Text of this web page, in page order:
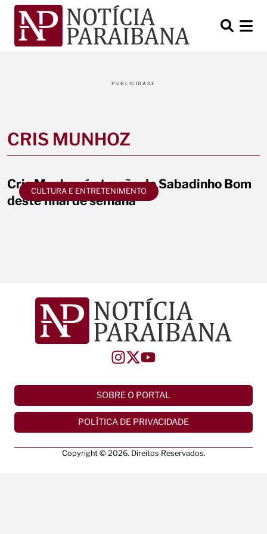
PUBLICIDADE
CRIS MUNHOZ
CULTURA E ENTRETENIMENTO
Cris Munhoz é atração do Sabadinho Bom
deste final de semana
SOBRE O PORTAL
POLÍTICA DE PRIVACIDADE
Copyright © 2026. Direitos Reservados.